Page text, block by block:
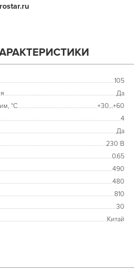
105
Да
°С
+30...+60
4
Да
230 В
0.65
490
480
810
30
Китай